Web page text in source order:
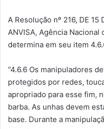
A Resolução nº 216, DE 15
ANVISA, Agência Nacional
determina em seu item
“4.6.6 Os manipuladores
protegidos por redes,
apropriado para esse fim,
barba. As unhas devem
base. Durante a